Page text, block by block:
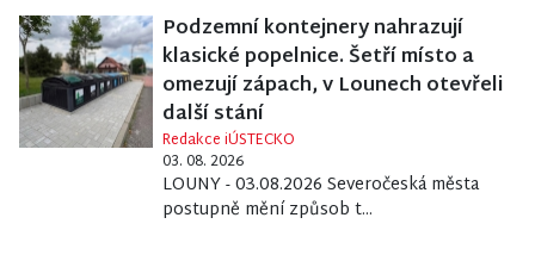
Podzemní kontejnery nahrazují
klasické popelnice. Šetří místo a
omezují zápach, v Lounech otevřeli
další stání
Redakce iÚSTECKO
03. 08. 2026
LOUNY - 03.08.2026 Severočeská města
postupně mění způsob t...